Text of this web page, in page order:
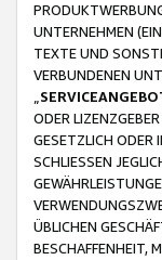
UNTERNEHMEN
TEXTE UND
VERBUNDENEN
ODER
GESETZLICH ODER
SCHLIESSEN
ÜBLICHEN
BESCHAFFENHEIT,